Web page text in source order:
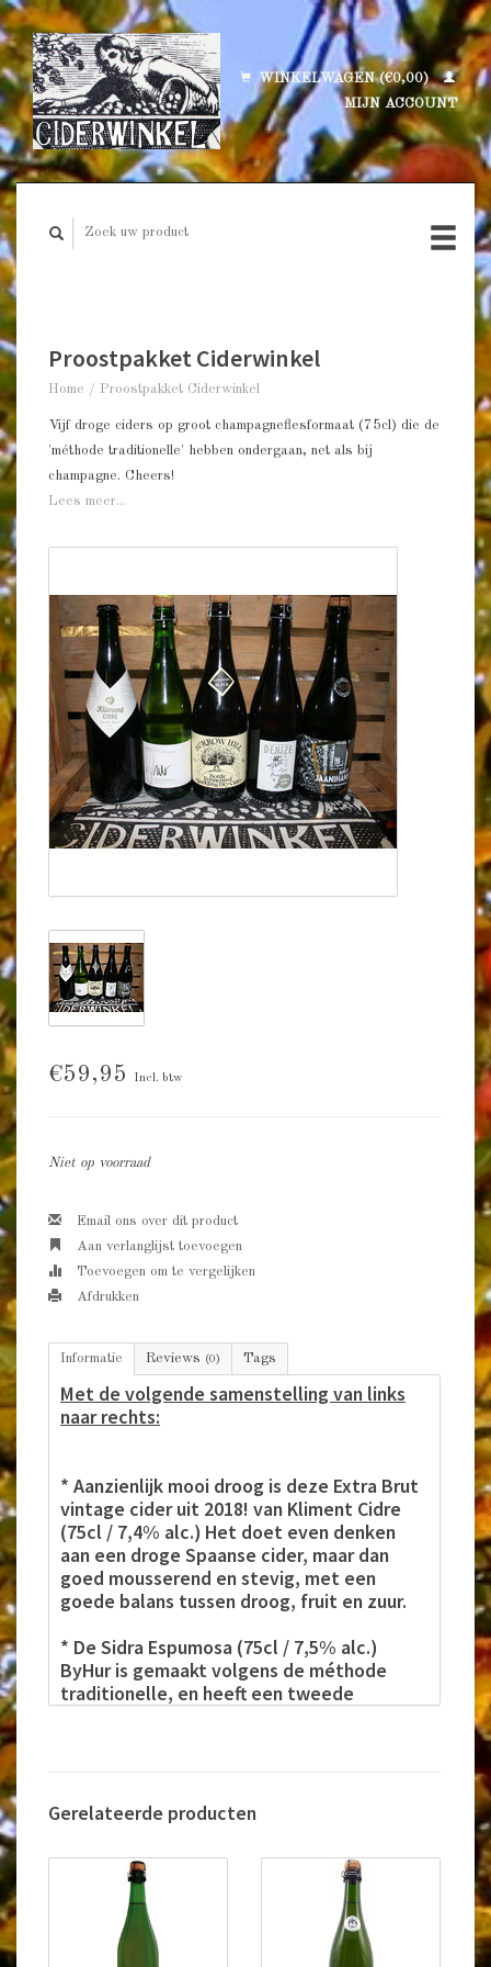
WINKELWAGEN (€0,00)
MIJN ACCOUNT
Proostpakket Ciderwinkel
Home / Proostpakket Ciderwinkel
Vijf droge ciders op groot champagneflesformaat (75cl) die de
'méthode traditionelle' hebben ondergaan, net als bij
champagne. Cheers!
Lees meer...
€59,95 Incl. btw
Niet op voorraad
Email ons over dit product
Aan verlanglijst toevoegen
Toevoegen om te vergelijken
Afdrukken
Informatie Reviews (0) Tags
Met de volgende samenstelling van links
naar rechts:
* Aanzienlijk mooi droog is deze Extra Brut
vintage cider uit 2018! van Kliment Cidre
(75cl / 7,4% alc.) Het doet even denken
aan een droge Spaanse cider, maar dan
goed mousserend en stevig, met een
goede balans tussen droog, fruit en zuur.
* De Sidra Espumosa (75cl / 7,5% alc.)
ByHur is gemaakt volgens de méthode
traditionelle, en heeft een tweede
Sebastian.
* Krachtige droge Engelse cider (75cl / 8%
alc.) die op fles is vergist na de eerste
wilde gisting. Met kenmerken van hout,
rokerigheid en daarbij een appelfrisheid
met stevige tannines. Minstens in te
Gerelateerde producten